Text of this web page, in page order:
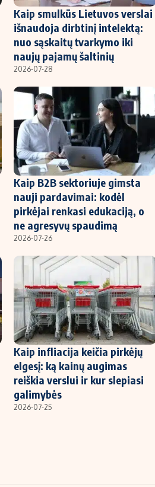
Kaip smulkūs Lietuvos verslai
išnaudoja dirbtinį intelektą:
nuo sąskaitų tvarkymo iki
naujų pajamų šaltinių
2026-07-28
Kaip B2B sektoriuje gimsta
nauji pardavimai: kodėl
pirkėjai renkasi edukaciją, o
ne agresyvų spaudimą
2026-07-26
Kaip infliacija keičia pirkėjų
elgesį: ką kainų augimas
reiškia verslui ir kur slepiasi
galimybės
2026-07-25